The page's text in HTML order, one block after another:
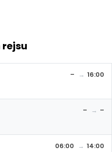
rejsu
– 16:00
– –
06:00 14:00